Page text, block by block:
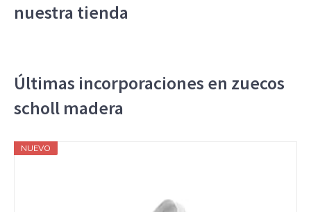
nuestra tienda
Últimas incorporaciones en zuecos
scholl madera
NUEVO